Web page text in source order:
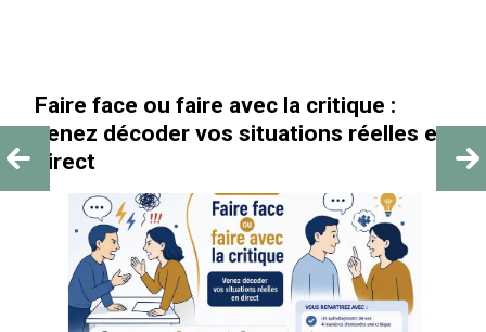
Faire face ou faire avec la critique :
venez décoder vos situations réelles en
direct